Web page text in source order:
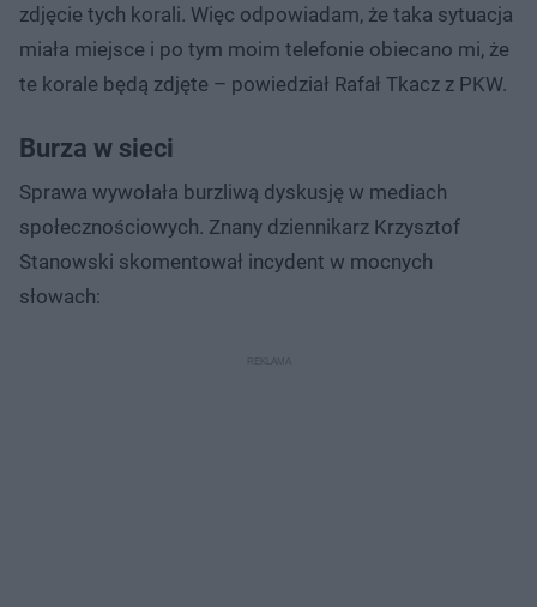
zdjęcie tych korali. Więc odpowiadam, że taka sytuacja
miała miejsce i po tym moim telefonie obiecano mi, że
te korale będą zdjęte – powiedział Rafał Tkacz z PKW.
Burza w sieci
Sprawa wywołała burzliwą dyskusję w mediach
społecznościowych. Znany dziennikarz Krzysztof
Stanowski skomentował incydent w mocnych
słowach: